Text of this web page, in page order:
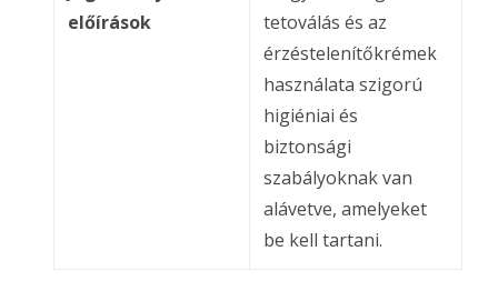
előírások
tetoválás és az
érzéstelenítőkrémek
használata szigorú
higiéniai és
biztonsági
szabályoknak van
alávetve, amelyeket
be kell tartani.